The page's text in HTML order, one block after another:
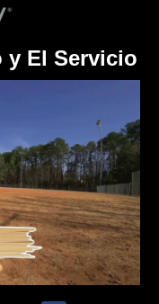
y El Servicio